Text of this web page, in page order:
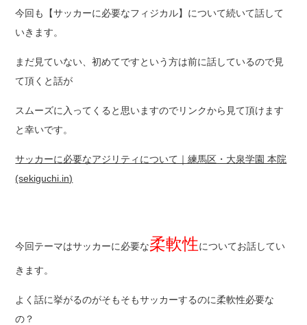
今回も【サッカーに必要なフィジカル】について続いて話して
いきます。
まだ見ていない、初めてですという方は前に話しているので見
て頂くと話が
スムーズに入ってくると思いますのでリンクから見て頂けます
と幸いです。
サッカーに必要なアジリティについて｜練馬区・大泉学園 本院
(sekiguchi.in)
今回テーマはサッカーに必要な柔軟性についてお話してい
きます。
よく話に挙がるのがそもそもサッカーするのに柔軟性必要な
の？